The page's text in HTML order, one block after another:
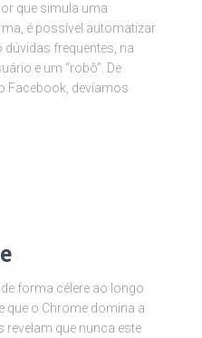
que simula uma
é possível automatizar
frequentes, na
e um “robô”. De
Facebook, devíamos
forma célere ao longo
que o Chrome domina a
revelam que nunca este